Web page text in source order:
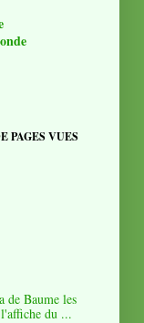
PAGES VUES
de Baume les
du ...